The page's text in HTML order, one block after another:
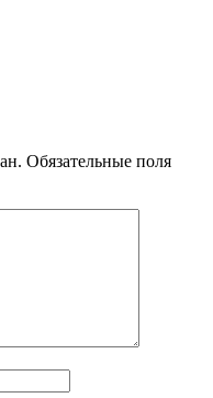
Обязательные поля